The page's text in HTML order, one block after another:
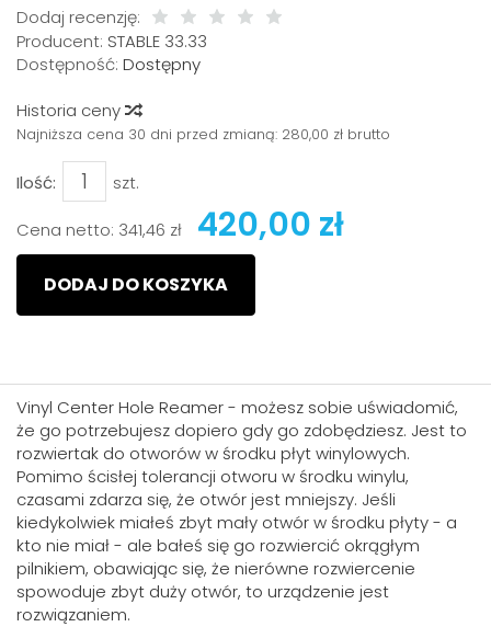
Dodaj recenzję:
Producent: STABLE 33.33
Dostępność: Dostępny
Historia ceny
Najniższa cena 30 dni przed zmianą: 280,00 zł brutto
Ilość: szt.
Cena netto: 341,46 zł 420,00 zł
DODAJ DO KOSZYKA
Vinyl Center Hole Reamer - możesz sobie uświadomić,
że go potrzebujesz dopiero gdy go zdobędziesz. Jest to
rozwiertak do otworów w środku płyt winylowych.
Pomimo ścisłej tolerancji otworu w środku winylu,
czasami zdarza się, że otwór jest mniejszy. Jeśli
kiedykolwiek miałeś zbyt mały otwór w środku płyty - a
kto nie miał - ale bałeś się go rozwiercić okrągłym
pilnikiem, obawiając się, że nierówne rozwiercenie
spowoduje zbyt duży otwór, to urządzenie jest
rozwiązaniem.